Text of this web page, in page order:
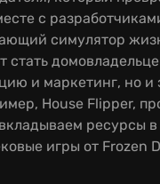
с
симулятор
стать
и маркетинг, но и
House Flipper,
ресурсы
игры от Frozen